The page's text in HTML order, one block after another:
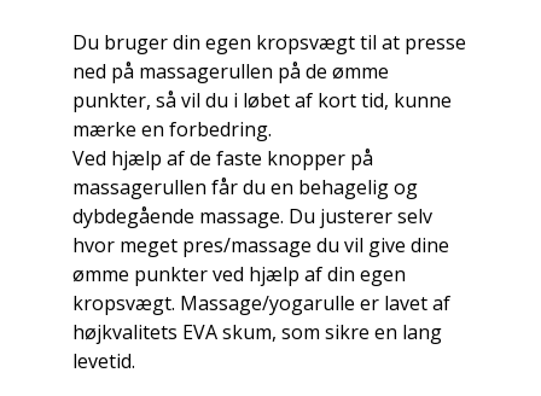
Du bruger din egen kropsvægt til at presse
ned på massagerullen på de ømme
punkter, så vil du i løbet af kort tid, kunne
mærke en forbedring.
Ved hjælp af de faste knopper på
massagerullen får du en behagelig og
dybdegående massage. Du justerer selv
hvor meget pres/massage du vil give dine
ømme punkter ved hjælp af din egen
kropsvægt. Massage/yogarulle er lavet af
højkvalitets EVA skum, som sikre en lang
levetid.